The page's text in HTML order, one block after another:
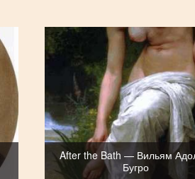
After the Bath — Вильям
Бугро